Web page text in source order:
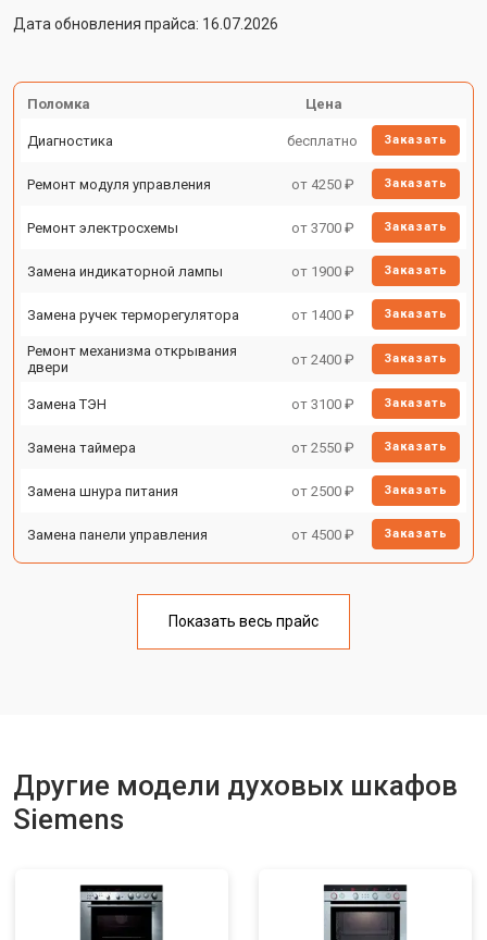
Дата обновления прайса: 16.07.2026
Поломка Цена
Диагностика бесплатно Заказать
Ремонт модуля управления от 4250 ₽ Заказать
Ремонт электросхемы от 3700 ₽ Заказать
Замена индикаторной лампы от 1900 ₽ Заказать
Замена ручек терморегулятора от 1400 ₽ Заказать
Ремонт механизма открывания
двери
от 2400 ₽ Заказать
Замена ТЭН от 3100 ₽ Заказать
Замена таймера от 2550 ₽ Заказать
Замена шнура питания от 2500 ₽ Заказать
Замена панели управления от 4500 ₽ Заказать
Показать весь прайс
Другие модели духовых шкафов
Siemens